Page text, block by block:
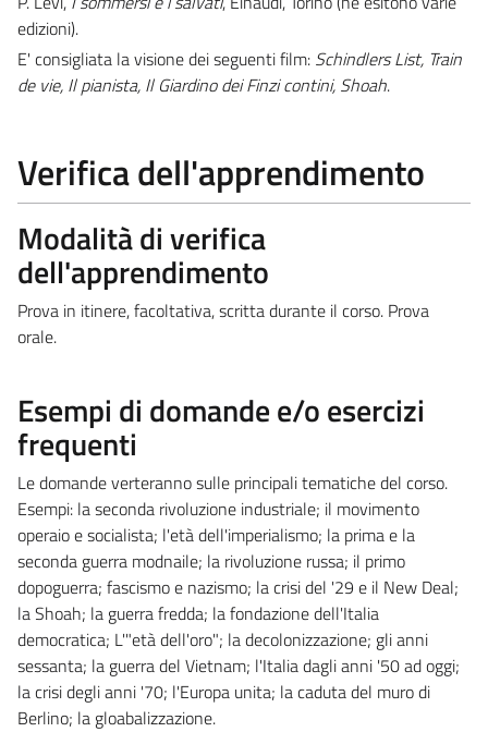
edizioni).
E' consigliata la visione dei seguenti film: Schindlers List, Train
de vie, Il pianista, Il Giardino dei Finzi contini, Shoah.
Verifica dell'apprendimento
Modalità di verifica
dell'apprendimento
Prova in itinere, facoltativa, scritta durante il corso. Prova
orale.
Esempi di domande e/o esercizi
frequenti
Le domande verteranno sulle principali tematiche del corso.
Esempi: la seconda rivoluzione industriale; il movimento
operaio e socialista; l'età dell'imperialismo; la prima e la
seconda guerra modnaile; la rivoluzione russa; il primo
dopoguerra; fascismo e nazismo; la crisi del '29 e il New Deal;
la Shoah; la guerra fredda; la fondazione dell'Italia
democratica; L'"età dell'oro"; la decolonizzazione; gli anni
sessanta; la guerra del Vietnam; l'Italia dagli anni '50 ad oggi;
la crisi degli anni '70; l'Europa unita; la caduta del muro di
Berlino; la gloabalizzazione.